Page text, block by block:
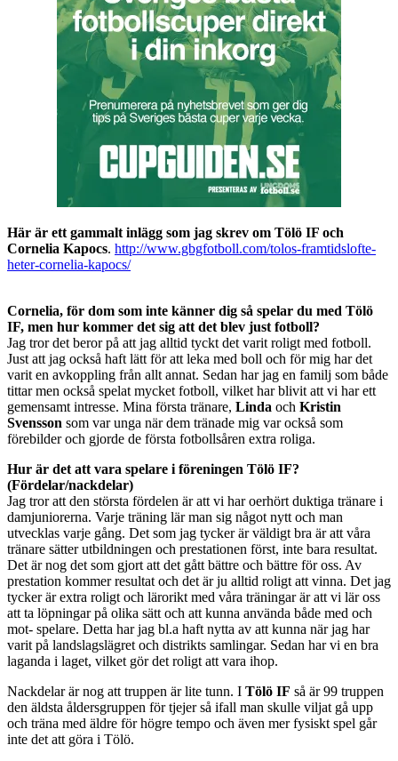
Här är ett gammalt inlägg som jag skrev om Tölö IF och
Cornelia Kapocs. http://www.gbgfotboll.com/tolos-framtidslofte-
heter-cornelia-kapocs/
Cornelia, för dom som inte känner dig så spelar du med Tölö
IF, men hur kommer det sig att det blev just fotboll?
Jag tror det beror på att jag alltid tyckt det varit roligt med fotboll.
Just att jag också haft lätt för att leka med boll och för mig har det
varit en avkoppling från allt annat. Sedan har jag en familj som både
tittar men också spelat mycket fotboll, vilket har blivit att vi har ett
gemensamt intresse. Mina första tränare, Linda och Kristin
Svensson som var unga när dem tränade mig var också som
förebilder och gjorde de första fotbollsåren extra roliga.
Hur är det att vara spelare i föreningen Tölö IF?
(Fördelar/nackdelar)
Jag tror att den största fördelen är att vi har oerhört duktiga tränare i
damjuniorerna. Varje träning lär man sig något nytt och man
utvecklas varje gång. Det som jag tycker är väldigt bra är att våra
tränare sätter utbildningen och prestationen först, inte bara resultat.
Det är nog det som gjort att det gått bättre och bättre för oss. Av
prestation kommer resultat och det är ju alltid roligt att vinna. Det jag
tycker är extra roligt och lärorikt med våra träningar är att vi lär oss
att ta löpningar på olika sätt och att kunna använda både med och
mot- spelare. Detta har jag bl.a haft nytta av att kunna när jag har
varit på landslagslägret och distrikts samlingar. Sedan har vi en bra
laganda i laget, vilket gör det roligt att vara ihop.
Nackdelar är nog att truppen är lite tunn. I Tölö IF så är 99 truppen
den äldsta åldersgruppen för tjejer så ifall man skulle viljat gå upp
och träna med äldre för högre tempo och även mer fysiskt spel går
inte det att göra i Tölö.